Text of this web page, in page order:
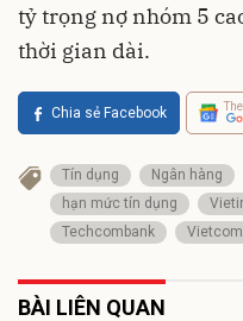
tỷ trọng nợ nhóm 5
thời gian dài.
Chia sẻ Facebook
Tín dụng Ngân hàng
hạn mức tín dụng
Techcombank
BÀI LIÊN QUAN